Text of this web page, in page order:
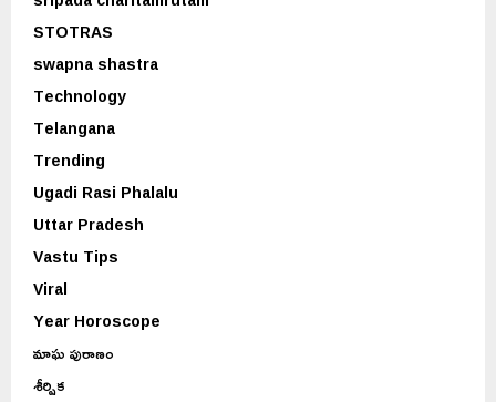
STOTRAS
swapna shastra
Technology
Telangana
Trending
Ugadi Rasi Phalalu
Uttar Pradesh
Vastu Tips
Viral
Year Horoscope
మాఘ పురాణం
శీర్షిక